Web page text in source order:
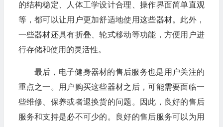
的结构稳定、人体工学设计合理、操作界面简单直观
等，都可以让用户更加舒适地使用这些器材。此外，
一些器材还具有折叠、轮式移动等功能，方便用户进
行存储和使用的灵活性。
最后，电子健身器材的售后服务也是用户关注的
重点之一。用户购买这些器材之后，可能需要面临一
些维修、保养或者退换货的问题。因此，良好的售后
服务和支持是必不可少的。良好的售后服务可以为用